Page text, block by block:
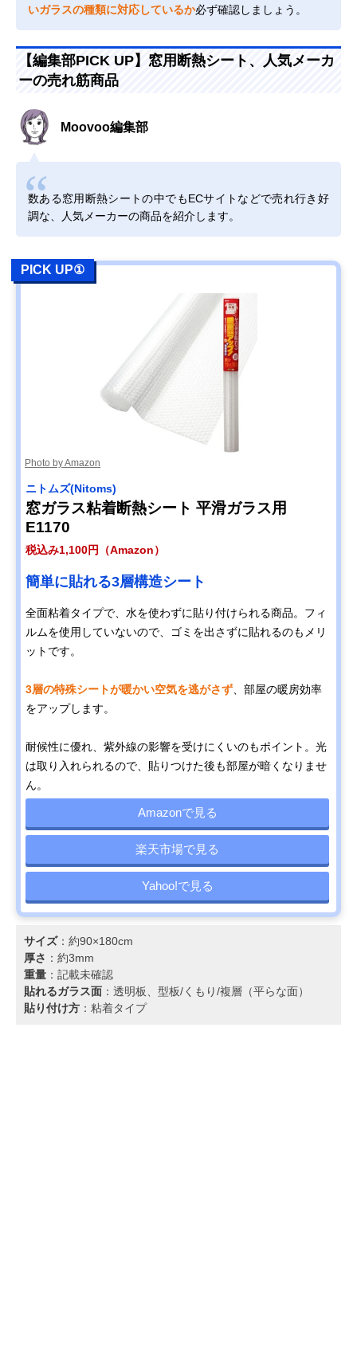
いガラスの種類に対応しているか必ず確認しましょう。
【編集部PICK UP】窓用断熱シート、人気メーカ
ーの売れ筋商品
Moovoo編集部
数ある窓用断熱シートの中でもECサイトなどで売れ行き好
調な、人気メーカーの商品を紹介します。
PICK UP①
Photo by Amazon
ニトムズ(Nitoms)
窓ガラス粘着断熱シート 平滑ガラス用
E1170
税込み1,100円（Amazon）
簡単に貼れる3層構造シート
全面粘着タイプで、水を使わずに貼り付けられる商品。フィ
ルムを使用していないので、ゴミを出さずに貼れるのもメリ
ットです。
3層の特殊シートが暖かい空気を逃がさず、部屋の暖房効率
をアップします。
耐候性に優れ、紫外線の影響を受けにくいのもポイント。光
は取り入れられるので、貼りつけた後も部屋が暗くなりませ
ん。
Amazonで見る
楽天市場で見る
Yahoo!で見る
サイズ：約90×180cm
厚さ ：約3mm
重量 ：記載未確認
貼れるガラス面 ：透明板、型板/くもり/複層（平らな面）
貼り付け方 ：粘着タイプ